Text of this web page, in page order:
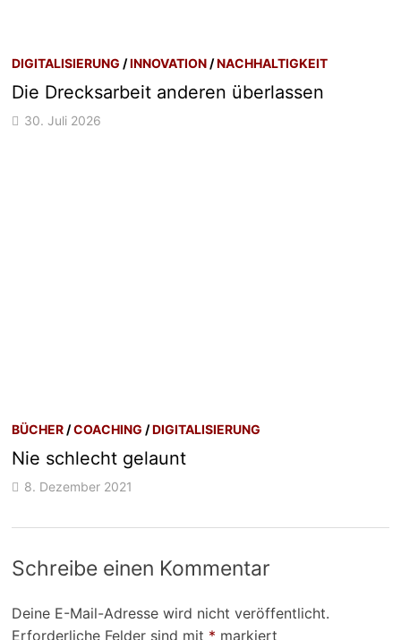
DIGITALISIERUNG /INNOVATION /NACHHALTIGKEIT
Die Drecksarbeit anderen überlassen
30. Juli 2026
BÜCHER /COACHING /DIGITALISIERUNG
Nie schlecht gelaunt
8. Dezember 2021
Schreibe einen Kommentar
Deine E-Mail-Adresse wird nicht veröffentlicht.
Erforderliche Felder sind mit * markiert